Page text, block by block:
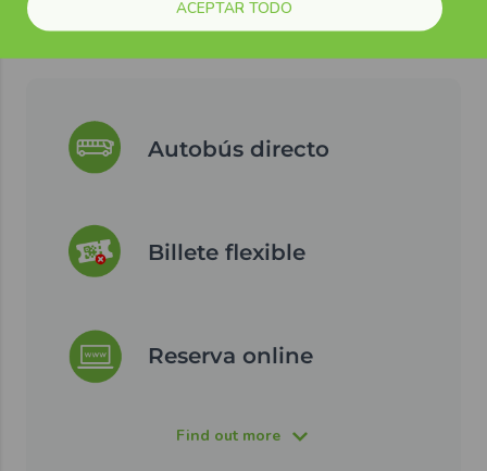
ACEPTAR TODO
Autobús directo
Billete flexible
Reserva online
Find out more